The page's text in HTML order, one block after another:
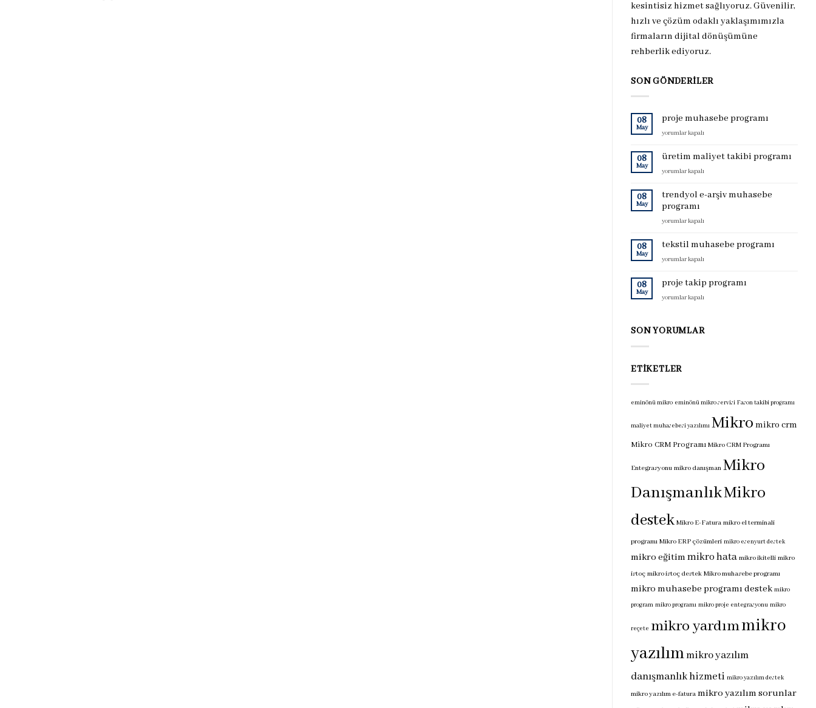
kesintisiz hizmet sağlıyoruz. Güvenilir,
hızlı ve çözüm odaklı yaklaşımımızla
firmaların dijital dönüşümüne
rehberlik ediyoruz.
SON GÖNDERILER
08
May
proje muhasebe programı
proje
programı
yorumlar kapalı
08
May
üretim maliyet takibi programı
üretim
takibi
için
yorumlar kapalı
08
May
trendyol e-arşiv muhasebe
programı
trendyol
arşiv
programı
yorumlar kapalı
08
May
tekstil muhasebe programı
tekstil
programı
yorumlar kapalı
08
May
proje takip programı
proje
için
yorumlar kapalı
SON YORUMLAR
ETIKETLER
eminönü mikro eminönü mikro servisi Fason takibi programı
maliyet muhasebesi yazılımı Mikro mikro crm
Mikro CRM Programı Mikro CRM Programı
Entegrasyonu mikro danışman Mikro
DanışmanlıkMikro
destek Mikro E-Fatura mikro el terminali
programı Mikro ERP çözümleri mikro esenyurt destek
mikro eğitimmikro hata mikro ikitelli mikro
istoç mikro istoç destek Mikro muhasebe programı
mikro muhasebe programı destek mikro
program mikro programı mikro proje entegrasyonu mikro
reçete mikro yardımmikro
yazılımmikro yazılım
danışmanlık hizmeti mikro yazılım destek
mikro yazılım e-fatura mikro yazılım sorunlar